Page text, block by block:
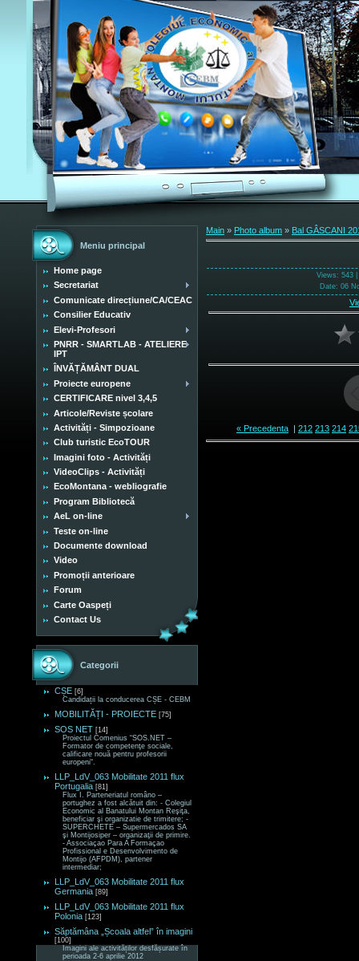
Meniu principal
Home page
Secretariat
Comunicate direcțiune/CA/CEAC
Consilier Educativ
Elevi-Profesori
PNRR - SMARTLAB - ATELIERE
IPT
ÎNVĂȚĂMÂNT DUAL
Proiecte europene
CERTIFICARE nivel 3,4,5
Articole/Reviste școlare
Activități - Simpozioane
Club turistic EcoTOUR
Imagini foto - Activități
VideoClips - Activități
EcoMontana - webliografie
Program Bibliotecă
AeL on-line
Teste on-line
Documente download
Video
Promoții anterioare
Forum
Carte Oaspeți
Contact Us
Categorii
CȘE [6]
Candidații la conducerea CȘE - CEBM
MOBILITĂȚI - PROIECTE [75]
SOS NET [14]
Proiectul Comenius “SOS.NET –
Formator de competenţe sociale,
calificare nouă pentru profesorii
europeni“.
LLP_LdV_063 Mobilitate 2011 flux
Portugalia [81]
Flux I. Parteneriatul româno –
portughez a fost alcătuit din: - Colegiul
Economic al Banatului Montan Reşiţa,
beneficiar şi organizatie de trimitere; -
SUPERCHETE – Supermercados SA
şi Montijosiper – organizaţii de primire.
- Associaçao Para A Formaçao
Profissional e Desenvolvimento de
Montijo (AFPDM), partener
intermediar;
LLP_LdV_063 Mobilitate 2011 flux
Germania [89]
LLP_LdV_063 Mobilitate 2011 flux
Polonia [123]
Săptămâna „Școala altfel” în imagini
[100]
Imagini ale activităților desfășurate în
perioada 2-6 aprilie 2012
Main » Photo album » Bal GÂSCANI
Views: 543 |
Date: 06
« Precedenta | 212 213 214